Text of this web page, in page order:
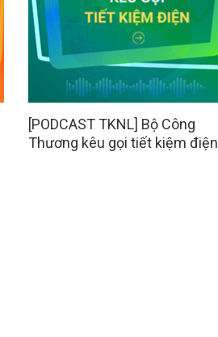
[PODCAST TKNL] Bộ Công
Thương kêu gọi tiết kiệm điện